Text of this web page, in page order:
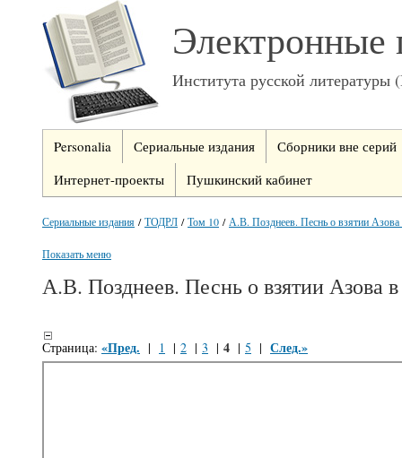
Электронные
Института русской
Personalia Сериальные издания
Сборники вне серий
Интернет-проекты
Пушкинский кабинет
Сериальные издания /ТОДРЛ /Том 10 / А.В. Позднеев. Песнь о взятии Азова
Показать меню
А.В. Позднеев. Песнь о взятии Азова в
Страница: «Пред. | 1 | 2 | 3 | 4 | 5 | След.»